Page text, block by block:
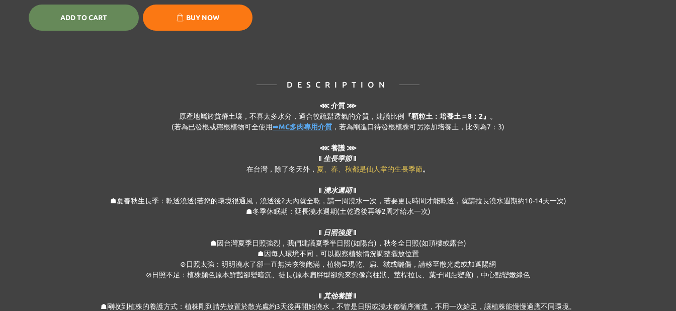
ADD TO CART BUY NOW
DESCRIPTION
⋘介質 ⋙
原產地屬於貧瘠土壤，不喜太多水分，適合較疏鬆透氣的介質，建議比例
『顆粒土：培養土＝8：2』
。
(若為已發根或穩根植物可全使用➟MC多肉專用介質 ，若為剛進口待發根植株可另添加培養土，比例為7：3)
⋘ 養護 ⋙
‖ 生長季節 ‖
在台灣，除了冬天外， 夏、春、秋都是仙人掌的生長季節。
‖ 澆水週期 ‖
☗夏春秋生長季：乾透澆透(若您的環境很通風，澆透後2天內就全乾，請一周澆水一次，若要更長時間才能乾透，就請拉長澆水週期約10-14天一次)
☗冬季休眠期：延長澆水週期(土乾透後再等2周才給水一次)
‖ 日照強度 ‖
☗因台灣夏季日照強烈，我們建議夏季半日照(如陽台)，秋冬全日照(如頂樓或露台)
☗因每人環境不同，可以觀察植物情況調整擺放位置
⊘日照太強：明明澆水了卻一直無法恢復飽滿，植物呈現乾、扁、皺或曬傷，請移至散光處或加遮陽網
⊘日照不足：植株顏色原本鮮豔卻變暗沉、徒長(原本扁胖型卻愈來愈像高柱狀、莖桿拉長、葉子間距變寬)，中心點變嫩綠色
‖ 其他養護 ‖
☗剛收到植株的養護方式：植株剛到請先放置於散光處約3天後再開始澆水，不管是日照或澆水都循序漸進，不用一次給足，讓植株能慢慢適應不同環境。